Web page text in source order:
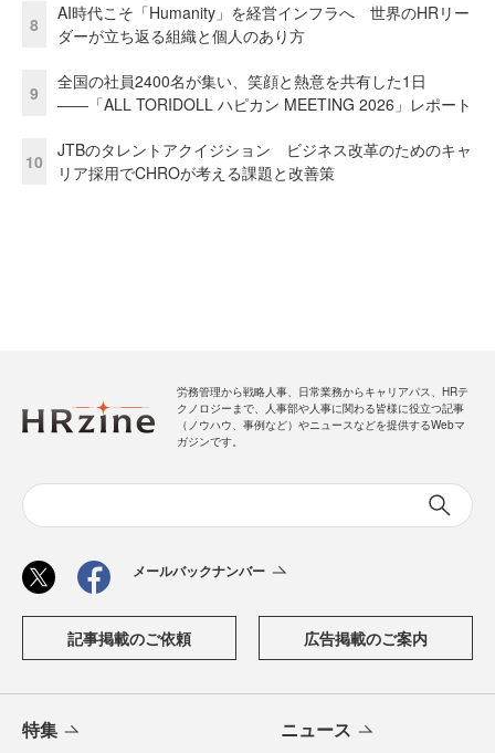
8
AI時代こそ「Humanity」を経営インフラへ 世界のHRリー
ダーが立ち返る組織と個人のあり方
9
全国の社員2400名が集い、笑顔と熱意を共有した1日
――「ALL TORIDOLL ハピカン MEETING 2026」レポート
10
JTBのタレントアクイジション ビジネス改革のためのキャ
リア採用でCHROが考える課題と改善策
労務管理から戦略人事、日常業務からキャリアパス、HRテ
クノロジーまで、人事部や人事に関わる皆様に役立つ記事
（ノウハウ、事例など）やニュースなどを提供するWebマ
ガジンです。
メールバックナンバー
記事掲載のご依頼 広告掲載のご案内
特集 ニュース